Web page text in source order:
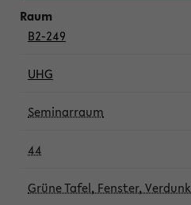
B2-249
UHG
Seminarraum
44
Grüne Tafel, Fenster,